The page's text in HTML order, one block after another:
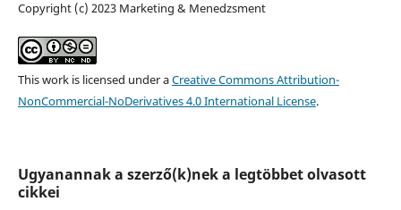
Copyright (c) 2023 Marketing & Menedzsment
This work is licensed under aCreative Commons Attribution-
NonCommercial-NoDerivatives 4.0 International License.
Ugyanannak a szerző(k)nek a legtöbbet olvasott
cikkei